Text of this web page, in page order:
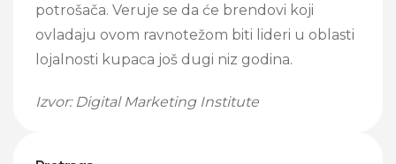
potrošača. Veruje se da će brendovi koji
ovladaju ovom ravnotežom biti lideri u oblasti
lojalnosti kupaca još dugi niz godina.
Izvor: Digital Marketing Institute